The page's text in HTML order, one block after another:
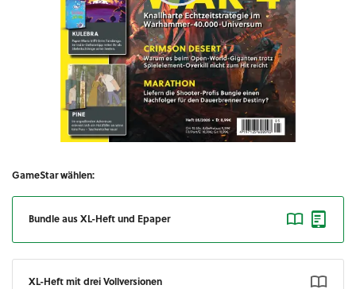
GameStar wählen:
Bundle aus XL-Heft und Epaper
XL-Heft mit drei Vollversionen